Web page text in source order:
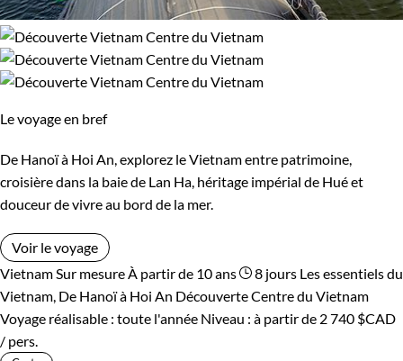
Le voyage en bref
De Hanoï à Hoi An, explorez le Vietnam entre patrimoine,
croisière dans la baie de Lan Ha, héritage impérial de Hué et
douceur de vivre au bord de la mer.
Voir le voyage
Vietnam Sur mesure À partir de 10 ans 8 jours Les essentiels du
Vietnam, De Hanoï à Hoi An Découverte Centre du Vietnam
Voyage réalisable : toute l'année Niveau : à partir de 2 740 $CAD
/ pers.